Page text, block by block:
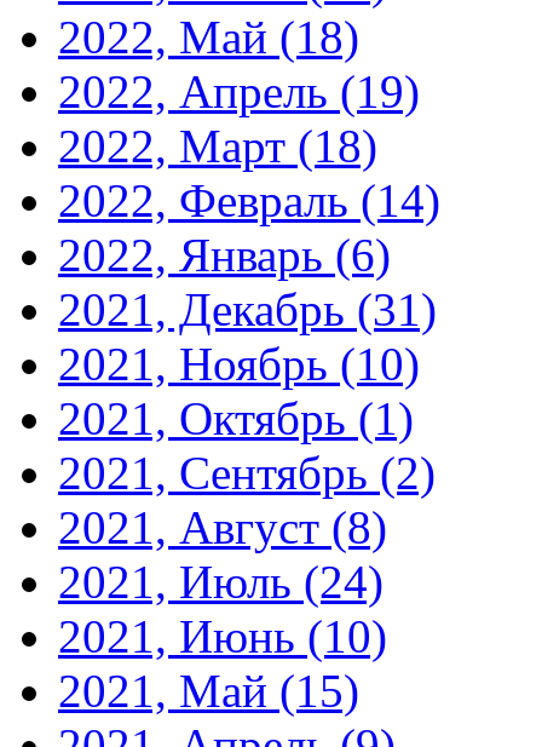
2022, Май (18)
2022, Апрель (19)
2022, Март (18)
2022, Февраль (14)
2022, Январь (6)
2021, Декабрь (31)
2021, Ноябрь (10)
2021, Октябрь (1)
2021, Сентябрь (2)
2021, Август (8)
2021, Июль (24)
2021, Июнь (10)
2021, Май (15)